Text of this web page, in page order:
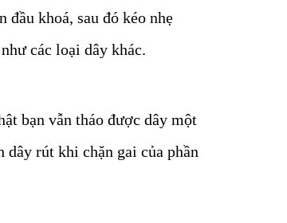
khoá, sau đó kéo nhẹ
các loại dây khác.
bạn vẫn tháo được dây một
rút khi chặn gai của phần